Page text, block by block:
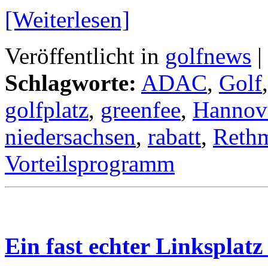
[Weiterlesen]
Veröffentlicht in golfnews |
Schlagworte: ADAC, Golf
golfplatz, greenfee,
niedersachsen, rabatt,
Vorteilsprogramm
Ein fast echter Linksplatz